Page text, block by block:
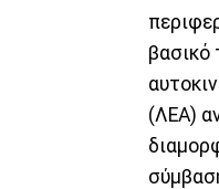
βασικό
(ΛΕΑ)